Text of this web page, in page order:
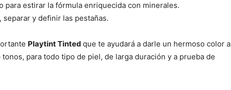
para estirar la fórmula enriquecida con minerales.
y definir las pestañas.
Playtint Tinted que te ayudará a darle un hermoso color a
para todo tipo de piel, de larga duración y a prueba de